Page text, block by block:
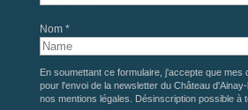
Nom *
En soumettant ce formulaire, j'accepte que mes
pour l'envoi de la newsletter du Château
nos mentions légales . Désinscription possible à